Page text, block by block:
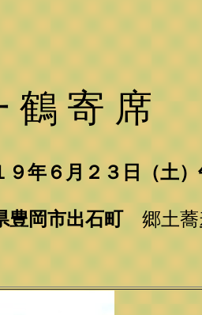
鶴 寄 席
年６月２３日（土）
豊岡市出石町 郷土